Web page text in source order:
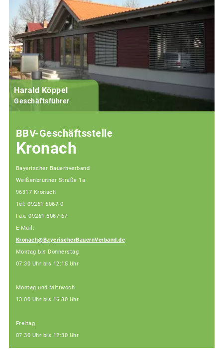
Harald Köppel
Geschäftsführer
BBV-Geschäftsstelle
Kronach
Bayerischer Bauernverband
Weißenbrunner Straße 1a
96317 Kronach
Tel: 09261 6067-0
Fax: 09261 6067-67
E-Mail:
Kronach@BayerischerBauernVerband.de
Montag bis Donnerstag
07:30 Uhr bis 12:15 Uhr
Montag und Mittwoch
13.00 Uhr bis 16.30 Uhr
Freitag
07.30 Uhr bis 12:30 Uhr